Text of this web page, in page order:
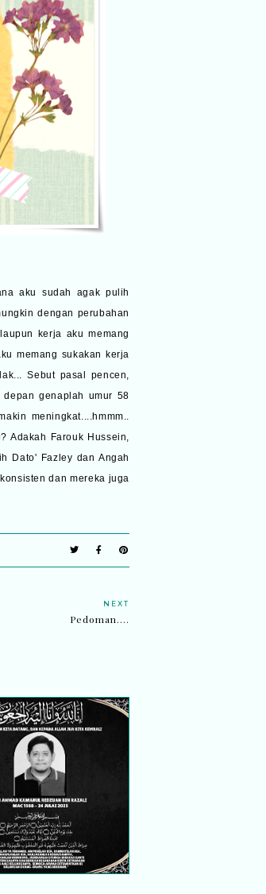
aku sudah agak pulih
dengan perubahan
kerja aku memang
memang sukakan kerja
Sebut pasal pencen,
genaplah umur 58
meningkat....hmmm..
Adakah Farouk Hussein,
Dato' Fazley dan Angah
dan mereka juga
NEXT
Pedoman....
24 Julai 2025 –
terakhir